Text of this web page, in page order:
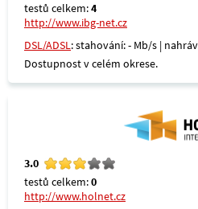
testů celkem:4
http://www.ibg-net.cz
DSL/ADSL: stahování: - Mb/s |
Dostupnost v celém okrese.
3.0
testů celkem:0
http://www.holnet.cz